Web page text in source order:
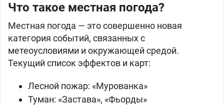
Что такое местная погода?
Местная погода — это совершенно новая
категория событий, связанных с
метеоусловиями и окружающей средой.
Текущий список эффектов и карт:
Лесной пожар: «Мурованка»
Туман: «Застава», «Фьорды»